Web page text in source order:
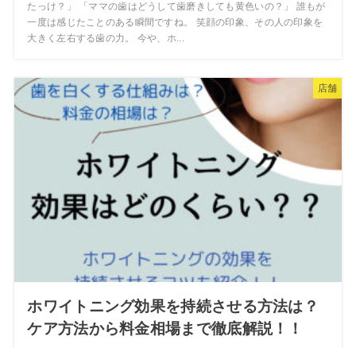
たっけ？」 「ママの歯はどうして歯磨きしても黄色いの？」 誰もが
一度は感じたことのある瞬間ですね。 笑顔の印象、その人の印象を
大きく左右する歯の力。 今や、ホ...
店舗
ホワイトニング効果を持続させる方法は？
ケア方法から料金相場まで徹底解説！！